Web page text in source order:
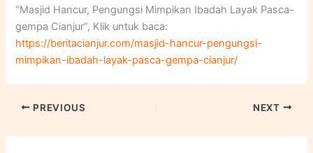
“Masjid Hancur, Pengungsi Mimpikan Ibadah Layak Pasca-
gempa Cianjur”, Klik untuk baca:
https://beritacianjur.com/masjid-hancur-pengungsi-
mimpikan-ibadah-layak-pasca-gempa-cianjur/
PREVIOUS NEXT